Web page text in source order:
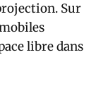
Sur
libre dans